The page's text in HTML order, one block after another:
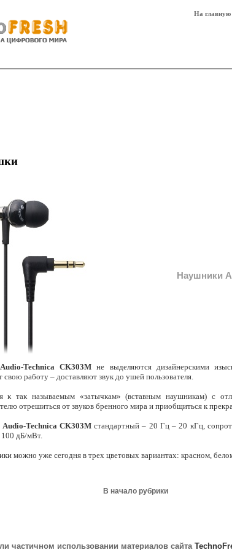
На главную
Наушники
Audio-Technica CK303М не выделяются дизайнерскими
свою работу – доставляют звук до ушей пользователя.
к так называемым «затычкам» (вставным наушникам) с
отрешиться от звуков бренного мира и приобщиться к
Audio-Technica CK303Мстандартный – 20 Гц – 20 кГц,
100 дБ/мВт.
можно уже сегодня в трех цветовых вариантах: красном,
В начало рубрики
частичном использовании материалов сайта